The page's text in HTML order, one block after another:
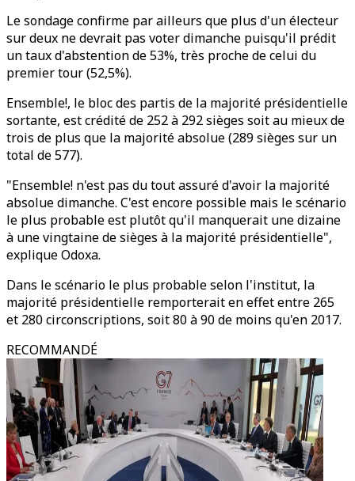
Le sondage confirme par ailleurs que plus d'un électeur
sur deux ne devrait pas voter dimanche puisqu'il prédit
un taux d'abstention de 53%, très proche de celui du
premier tour (52,5%).
Ensemble!, le bloc des partis de la majorité présidentielle
sortante, est crédité de 252 à 292 sièges soit au mieux de
trois de plus que la majorité absolue (289 sièges sur un
total de 577).
"Ensemble! n'est pas du tout assuré d'avoir la majorité
absolue dimanche. C'est encore possible mais le scénario
le plus probable est plutôt qu'il manquerait une dizaine
à une vingtaine de sièges à la majorité présidentielle",
explique Odoxa.
Dans le scénario le plus probable selon l'institut, la
majorité présidentielle remporterait en effet entre 265
et 280 circonscriptions, soit 80 à 90 de moins qu'en 2017.
RECOMMANDÉ